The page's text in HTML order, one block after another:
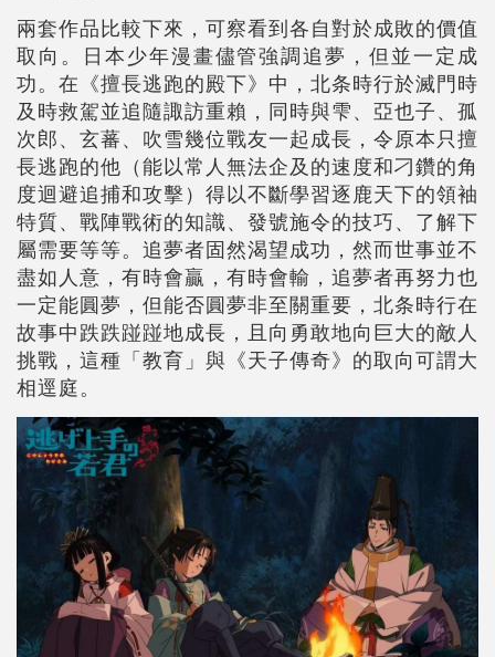
兩套作品比較下來，可察看到各自對於成敗的價值
取向。日本少年漫畫儘管強調追夢，但並一定成
功。在《擅長逃跑的殿下》中，北条時行於滅門時
及時救駕並追隨諏訪重賴，同時與雫、亞也子、孤
次郎、玄蕃、吹雪幾位戰友一起成長，令原本只擅
長逃跑的他（能以常人無法企及的速度和刁鑽的角
度迴避追捕和攻擊）得以不斷學習逐鹿天下的領袖
特質、戰陣戰術的知識、發號施令的技巧、了解下
屬需要等等。追夢者固然渴望成功，然而世事並不
盡如人意，有時會贏，有時會輸，追夢者再努力也
一定能圓夢，但能否圓夢非至關重要，北条時行在
故事中跌跌踫踫地成長，且向勇敢地向巨大的敵人
挑戰，這種「教育」與《天子傳奇》的取向可謂大
相逕庭。